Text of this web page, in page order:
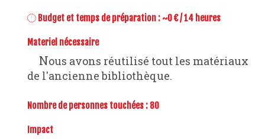
Budget et temps de préparation : ~0 € / 14 heures
Materiel nécessaire
Nous avons réutilisé tout les matériaux
de l'ancienne bibliothèque.
Nombre de personnes touchées : 80
Impact